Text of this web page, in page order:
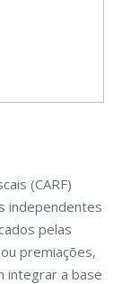
(CARF)
independentes
pelas
premiações,
integrar a base